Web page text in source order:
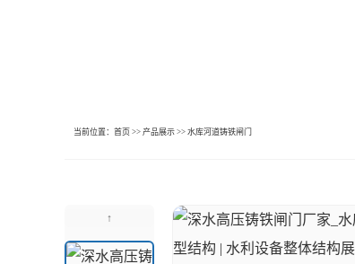
当前位置： 首页 >> 产品展示 >> 水库河道铸铁闸门